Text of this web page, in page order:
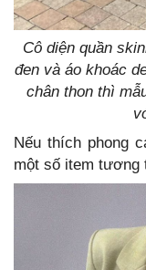
Cô diện quần
đen và áo khoác
chân thon thì
Nếu thích phong
một số item tương